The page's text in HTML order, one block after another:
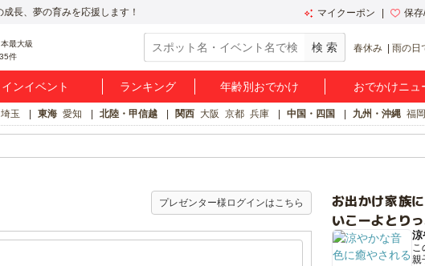
長、夢の育みを応援します！ マイクーポン 保
件
春休み 雨の日
ンイベント ランキング 年齢別おでかけ おでかけニュ
埼玉 東海 愛知 北陸・甲信越 関西 大阪 京都 兵庫 中国・四国 九州・沖縄 福岡
プレゼンター様ログインはこちら
お出かけ家族
いこーよとり
涼
こ
親